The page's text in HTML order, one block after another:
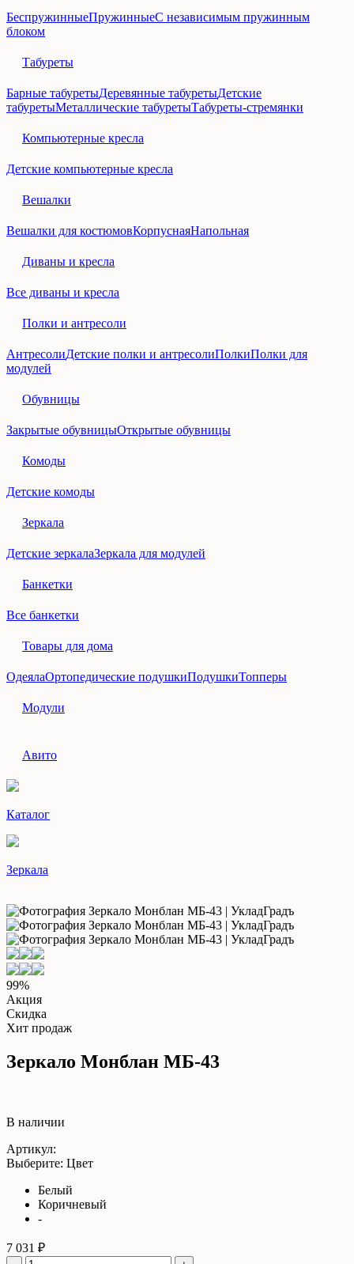
БеспружинныеПружинныеС независимым пружинным
блоком
Табуреты
Барные табуретыДеревянные табуретыДетские
табуретыМеталлические табуретыТабуреты-стремянки
Компьютерные кресла
Детские компьютерные кресла
Вешалки
Вешалки для костюмовКорпуснаяНапольная
Диваны и кресла
Все диваны и кресла
Полки и антресоли
АнтресолиДетские полки и антресолиПолкиПолки для
модулей
Обувницы
Закрытые обувницыОткрытые обувницы
Комоды
Детские комоды
Зеркала
Детские зеркалаЗеркала для модулей
Банкетки
Все банкетки
Товары для дома
ОдеялаОртопедические подушкиПодушкиТопперы
Модули
Авито
Каталог
Зеркала
99%
Акция
Скидка
Хит продаж
Зеркало Монблан МБ-43
В наличии
Артикул:
Выберите: Цвет
Белый
Коричневый
-
7 031 ₽